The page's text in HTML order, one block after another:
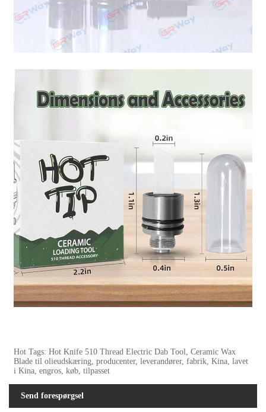
Hot Tags: Hot Knife 510 Thread Electric Dab Tool, Ceramic Wax
Blade til olieudskæring, producenter, leverandører, fabrik, Kina, lavet
i Kina, engros, køb, tilpasset
Send forespørgsel